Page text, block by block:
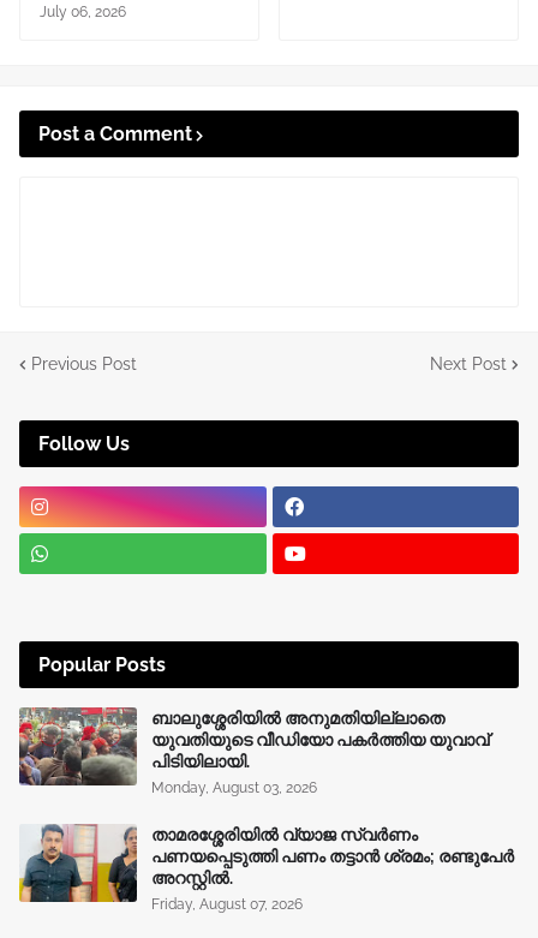
July 06, 2026
Post a Comment
Previous Post Next Post
Follow Us
Popular Posts
ബാലുശ്ശേരിയിൽ അനുമതിയില്ലാതെ
യുവതിയുടെ വീഡിയോ പകർത്തിയ യുവാവ്
പിടിയിലായി.
Monday, August 03, 2026
താമരശ്ശേരിയിൽ വ്യാജ സ്വർണം
പണയപ്പെടുത്തി പണം തട്ടാൻ ശ്രമം; രണ്ടുപേർ
അറസ്റ്റിൽ.
Friday, August 07, 2026